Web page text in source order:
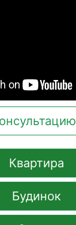
Квартира
Будинок